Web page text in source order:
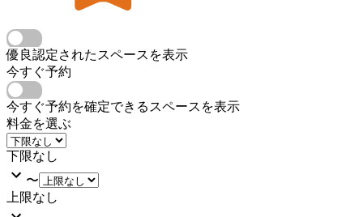
優良認定されたスペースを表示
今すぐ予約
今すぐ予約を確定できるスペースを表示
料金を選ぶ
下限なし
〜
上限なし